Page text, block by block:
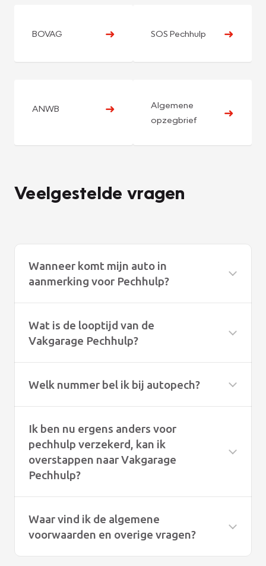
BOVAG ➜ SOS Pechhulp ➜
ANWB ➜
Algemene
opzegbrief
➜
Veelgestelde vragen
Wanneer komt mijn auto in
aanmerking voor Pechhulp?
Wat is de looptijd van de
Vakgarage Pechhulp?
Welk nummer bel ik bij autopech?
Ik ben nu ergens anders voor
pechhulp verzekerd, kan ik
overstappen naar Vakgarage
Pechhulp?
Waar vind ik de algemene
voorwaarden en overige vragen?